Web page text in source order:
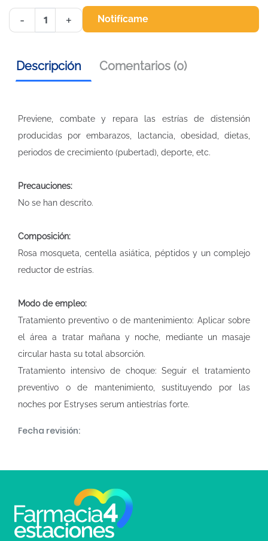
- + Notifícame
Descripción Comentarios (0)
Previene, combate y repara las estrías de distensión
producidas por embarazos, lactancia, obesidad, dietas,
periodos de crecimiento (pubertad), deporte, etc.
Precauciones:
No se han descrito.
Composición:
Rosa mosqueta, centella asiática, péptidos y un complejo
reductor de estrías.
Modo de empleo:
Tratamiento preventivo o de mantenimiento: Aplicar sobre
el área a tratar mañana y noche, mediante un masaje
circular hasta su total absorción.
Tratamiento intensivo de choque: Seguir el tratamiento
preventivo o de mantenimiento, sustituyendo por las
noches por Estryses serum antiestrías forte.
Fecha revisión: